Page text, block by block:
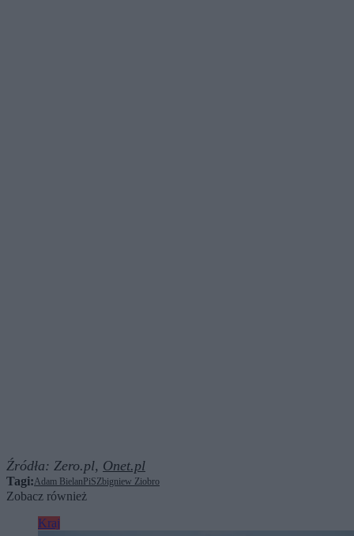
Źródła: Zero.pl, Onet.pl
Tagi:Adam Bielan PiSZbigniew Ziobro
Zobacz również
Kraj